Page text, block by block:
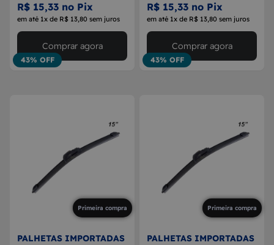
R$ 15,33 no Pix
em até 1x de R$ 13,80 sem juros
43% OFF
Comprar agora
R$ 15,33 no Pix
em até 1x de R$ 13,80 sem juros
43% OFF
Comprar agora
Primeira compra
PALHETAS IMPORTADAS
Primeira compra
PALHETAS IMPORTADAS